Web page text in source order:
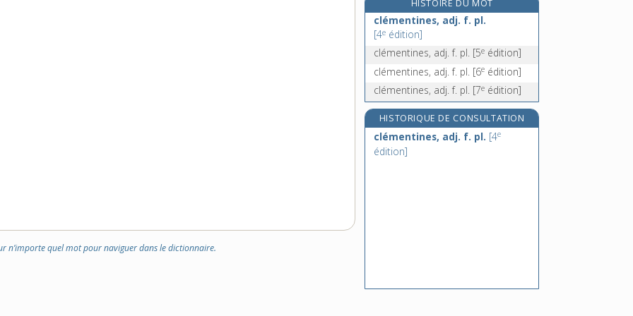
n’importe quel mot pour naviguer dans le dictionnaire.
clepsydre, n. f.
cleptomane, n.
cleptomanie, n. f.
clerc, n. m.
clergé, n. m.
HISTOIRE DU MOT
clémentines, adj. f. pl.
[4e édition]
clémentines, adj. f. pl. [5e édition]
clémentines, adj. f. pl. [6e édition]
clémentines, adj. f. pl. [7e édition]
HISTORIQUE DE CONSULTATION
clémentines, adj. f. pl. [4e
édition]